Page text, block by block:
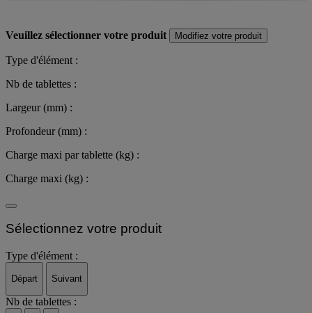
Veuillez sélectionner votre produit Modifiez votre produit
Type d'élément :
Nb de tablettes :
Largeur (mm) :
Profondeur (mm) :
Charge maxi par tablette (kg) :
Charge maxi (kg) :
Sélectionnez votre produit
Type d'élément :
Départ Suivant
Nb de tablettes :